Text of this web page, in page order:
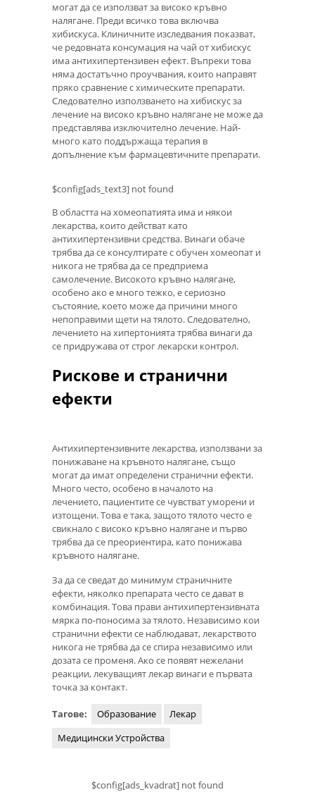
могат да се използват за високо кръвно
налягане. Преди всичко това включва
хибискуса. Клиничните изследвания показват,
че редовната консумация на чай от хибискус
има антихипертензивен ефект. Въпреки това
няма достатъчно проучвания, които направят
пряко сравнение с химическите препарати.
Следователно използването на хибискус за
лечение на високо кръвно налягане не може да
представлява изключително лечение. Най-
много като поддържаща терапия в
допълнение към фармацевтичните препарати.
$config[ads_text3] not found
В областта на хомеопатията има и някои
лекарства, които действат като
антихипертензивни средства. Винаги обаче
трябва да се консултирате с обучен хомеопат и
никога не трябва да се предприема
самолечение. Високото кръвно налягане,
особено ако е много тежко, е сериозно
състояние, което може да причини много
непоправими щети на тялото. Следователно,
лечението на хипертонията трябва винаги да
се придружава от строг лекарски контрол.
Рискове и странични
ефекти
Антихипертензивните лекарства, използвани за
понижаване на кръвното налягане, също
могат да имат определени странични ефекти.
Много често, особено в началото на
лечението, пациентите се чувстват уморени и
изтощени. Това е така, защото тялото често е
свикнало с високо кръвно налягане и първо
трябва да се преориентира, като понижава
кръвното налягане.
За да се сведат до минимум страничните
ефекти, няколко препарата често се дават в
комбинация. Това прави антихипертензивната
мярка по-поносима за тялото. Независимо кои
странични ефекти се наблюдават, лекарството
никога не трябва да се спира независимо или
дозата се променя. Ако се появят нежелани
реакции, лекуващият лекар винаги е първата
точка за контакт.
Тагове: Образование
Лекар
Медицински Устройства
$config[ads_kvadrat] not found